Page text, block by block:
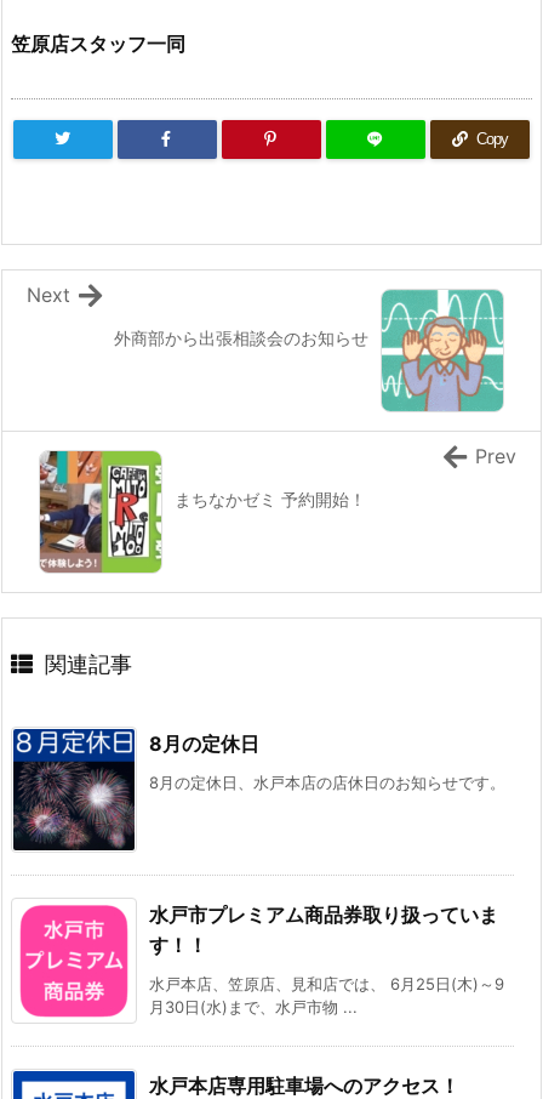
笠原店スタッフ一同
Copy
外商部から出張相談会のお知らせ
Next
まちなかゼミ 予約開始！
Prev
関連記事
8月の定休日
8月の定休日、水戸本店の店休日のお知らせです。
水戸市プレミアム商品券取り扱っていま
す！！
水戸本店、笠原店、見和店では、 6月25日(木)～9
月30日(水)まで、水戸市物 ...
水戸本店専用駐車場へのアクセス！